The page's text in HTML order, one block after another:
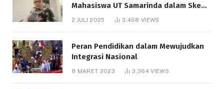
Mahasiswa UT Samarinda dalam Skema
Bantuan Pendidikan Gratispol
2 JULI 2025 3,468 VIEWS
Peran Pendidikan dalam Mewujudkan
Integrasi Nasional
8 MARET 2023 3,364VIEWS